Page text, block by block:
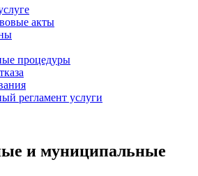
акты
процедуры
регламент услуги
и муниципальные